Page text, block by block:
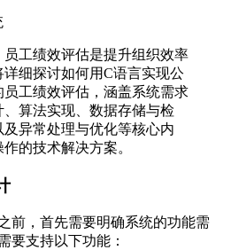
工绩效评估是提升组织效率
细探讨如何用C语言实现公
工绩效评估，涵盖系统需求
算法实现、数据存储与检
异常处理与优化等核心内
的技术解决方案。
前，首先需要明确系统的功能需
要支持以下功能：